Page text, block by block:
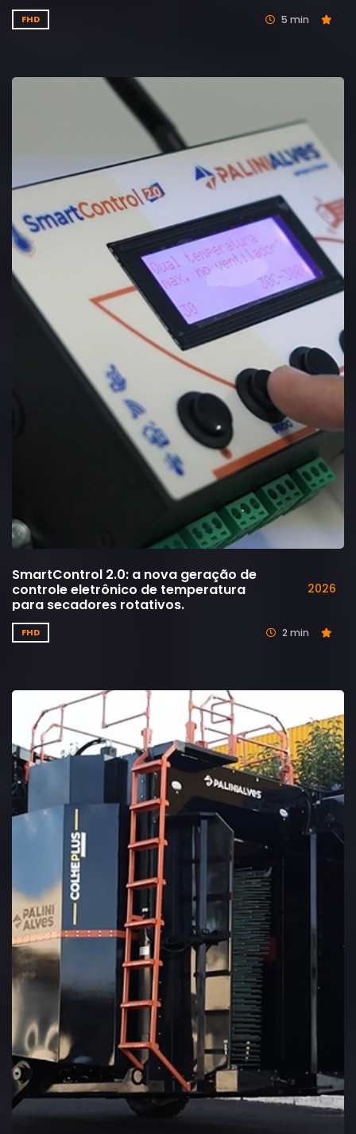
FHD 5 min
SmartControl 2.0: a nova geração de
controle eletrônico de temperatura
para secadores rotativos.
2026
FHD 2 min